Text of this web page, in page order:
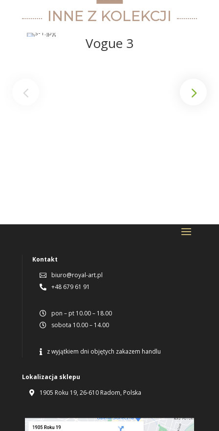
INNE Z KOLEKCJI
Vogue 3
Kontakt
 biuro@royal-art.pl
 +48 679 61 91
 pon – pt 10.00 – 18.00
 sobota 10.00 – 14.00
 z wyjątkiem dni objętych zakazem handlu
Lokalizacja sklepu
 1905 Roku 19, 26-610 Radom, Polska